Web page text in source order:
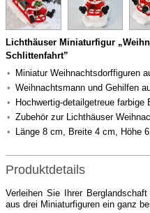
Lichthäuser Miniaturfigur
Schlittenfahrt”
Miniatur Weihnachtsdorffiguren
Weihnachtsmann und Gehilfen
Hochwertig-detailgetreue farbige
Zubehör zur Lichthäuser
Länge 8 cm, Breite 4 cm, Höhe
Produktdetails
Verleihen Sie Ihrer
aus drei Miniaturfiguren ein ganz